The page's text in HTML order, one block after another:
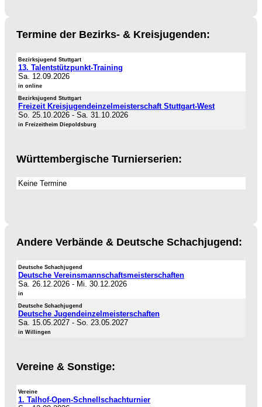
Termine der Bezirks- & Kreisjugenden:
Bezirksjugend Stuttgart
13. Talentstützpunkt-Training
Sa. 12.09.2026
in online
Bezirksjugend Stuttgart
Freizeit Kreisjugendeinzelmeisterschaft Stuttgart-West
So. 25.10.2026 - Sa. 31.10.2026
in Freizeitheim Diepoldsburg
Württembergische Turnierserien:
Keine Termine
Andere Verbände & Deutsche Schachjugend:
Deutsche Schachjugend
Deutsche Vereinsmannschaftsmeisterschaften
Sa. 26.12.2026 - Mi. 30.12.2026
in
Deutsche Schachjugend
Deutsche Jugendeinzelmeisterschaften
Sa. 15.05.2027 - So. 23.05.2027
in Willingen
Vereine & Sonstige:
Vereine
1. Talhof-Open-Schnellschachturnier